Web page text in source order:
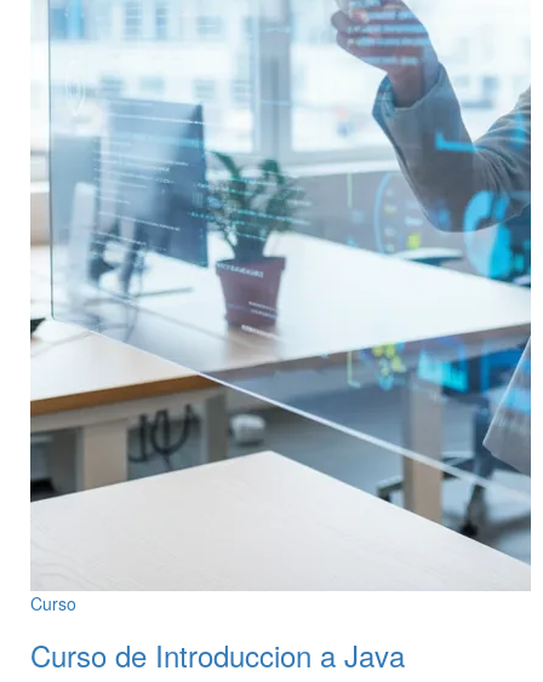
Curso
Curso de Introduccion a Java